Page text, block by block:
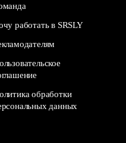
работать в SRSLY
обработки
данных